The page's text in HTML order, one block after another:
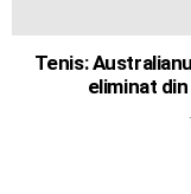
Tenis:
eliminat